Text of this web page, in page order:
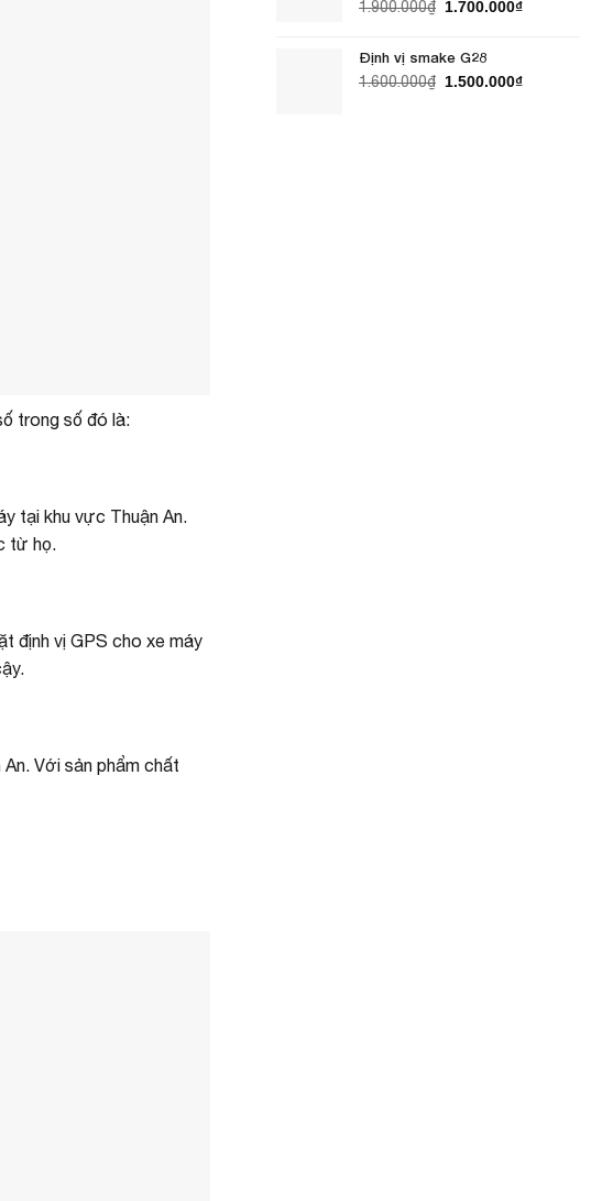
trong số đó là:
tại khu vực Thuận An.
từ họ.
định vị GPS cho xe máy
Với sản phẩm chất
1.900.000₫ Giá
1.900.000₫.
1.700.000₫Giá
1.700.000₫.
Định vị smake G28
1.600.000₫ Giá
1.500.000₫Giá